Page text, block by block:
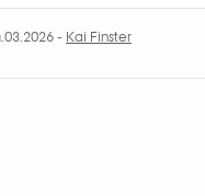
- Kai Finster